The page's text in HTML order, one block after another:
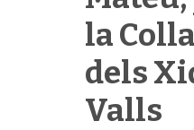
la
dels
Valls